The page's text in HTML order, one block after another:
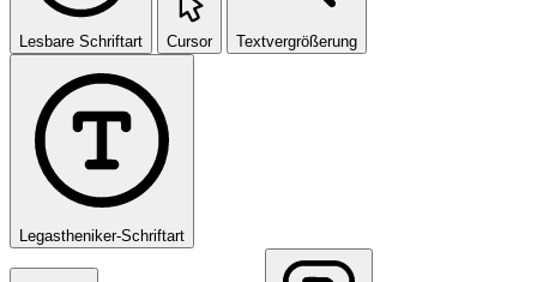
Lesbare Schriftart Cursor Textvergrößerung
Legastheniker-Schriftart